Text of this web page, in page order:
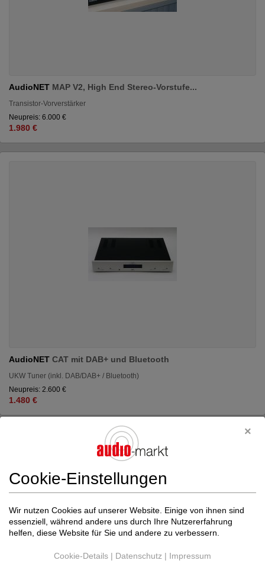
AudioNET MAP V2, High End Stereo-Vorstufe...
Transistor-Vorverstärker
Neupreis: 6.000 €
1.980 €
AudioNET CAT mit DAB+ und Bluetooth
UKW Tuner (inkl. DAB/DAB+ / Bluetooth)
Neupreis: 2.600 €
1.480 €
Cookie-Einstellungen
Wir nutzen Cookies auf unserer Website. Einige von ihnen sind
essenziell, während andere uns durch Ihre Nutzererfahrung
helfen, diese Website für Sie und andere zu verbessern.
Cookie-Details | Datenschutz | Impressum